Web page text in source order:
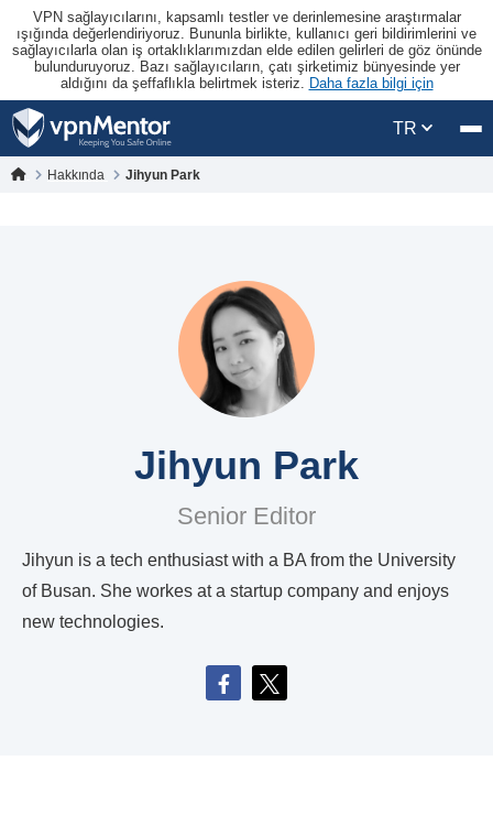
VPN sağlayıcılarını, kapsamlı testler ve derinlemesine araştırmalar
ışığında değerlendiriyoruz. Bununla birlikte, kullanıcı geri bildirimlerini ve
sağlayıcılarla olan iş ortaklıklarımızdan elde edilen gelirleri de göz önünde
bulunduruyoruz. Bazı sağlayıcıların, çatı şirketimiz bünyesinde yer
aldığını da şeffaflıkla belirtmek isteriz. Daha fazla bilgi için
TR
Hakkında Jihyun Park
Jihyun Park
Senior Editor
Jihyun is a tech enthusiast with a BA from the University
of Busan. She workes at a startup company and enjoys
new technologies.